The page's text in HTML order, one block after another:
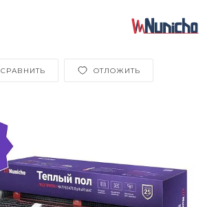
СРАВНИТЬ ОТЛОЖИТЬ